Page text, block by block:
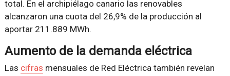
total. En el archipiélago canario las renovables
alcanzaron una cuota del 26,9% de la producción al
aportar 211.889 MWh.
Aumento de la demanda eléctrica
Las cifras mensuales de Red Eléctrica también revelan